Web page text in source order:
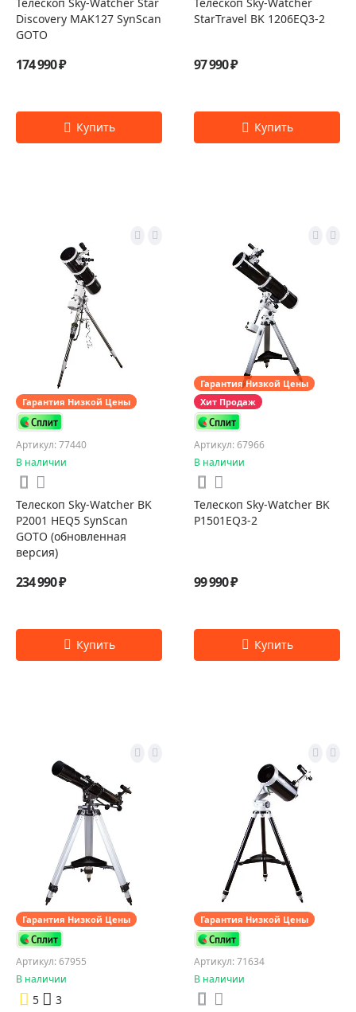
Discovery MAK127 SynScan
GOTO
174 990 ₽
StarTravel BK 1206EQ3-2
97 990 ₽
Гарантия Низкой Цены
Артикул: 77440
В наличии
Телескоп Sky-Watcher BK
P2001 HEQ5 SynScan
GOTO (обновленная
версия)
234 990 ₽
Гарантия Низкой Цены
Хит Продаж
Артикул: 67966
В наличии
Телескоп Sky-Watcher BK
P1501EQ3-2
99 990 ₽
Гарантия Низкой Цены
Артикул: 67955
В наличии
5
3
Гарантия Низкой Цены
Артикул: 71634
В наличии